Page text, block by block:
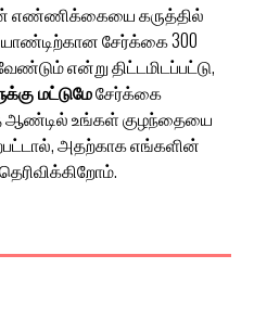
எண்ணிக்கையை கருத்தில்
சேர்க்கை 300
என்று திட்டமிடப்பட்டு,
குமட்டுமேசேர்க்கை
ஆண்டில் உங்கள் குழந்தையை
அதற்காக எங்களின்